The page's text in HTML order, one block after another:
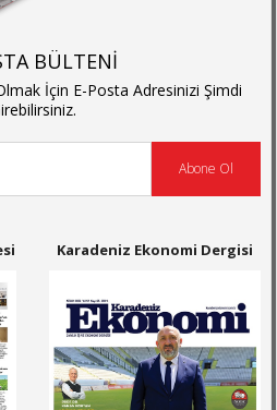
BÜLTENİ
İçin E-Posta Adresinizi Şimdi
Abone Ol
Karadeniz Ekonomi Dergisi